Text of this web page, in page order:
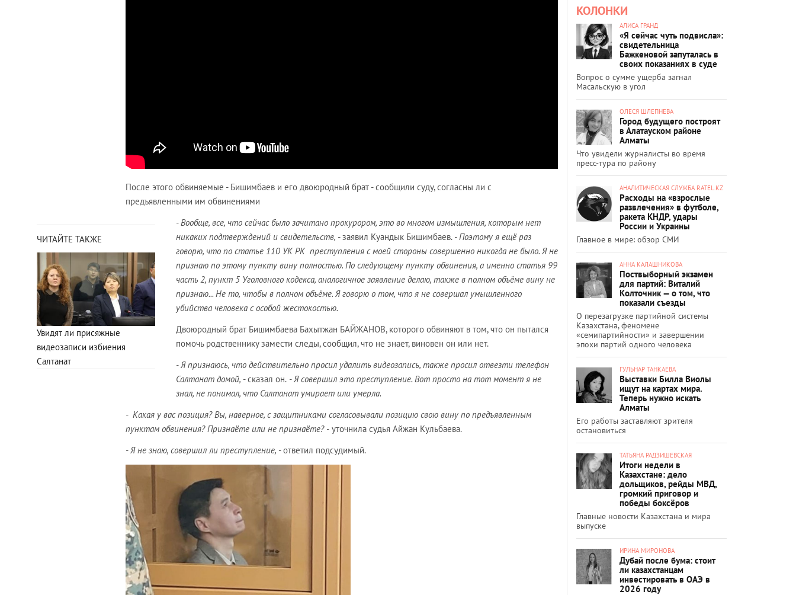
После этого обвиняемые - Бишимбаев и его двоюродный брат - сообщили суду, согласны ли с
предъявленными им обвинениями
ЧИТАЙТЕ ТАКЖЕ
Увидят ли присяжные
видеозаписи избиения
Салтанат
- Вообще, все, что сейчас было зачитано прокурором, это во многом измышления, которым нет
никаких подтверждений и свидетельств, - заявил Куандык Бишимбаев. - Поэтому я ещё раз
говорю, что по статье 110 УК РК преступления с моей стороны совершенно никогда не было. Я не
признаю по этому пункту вину полностью. По следующему пункту обвинения, а именно статья 99
часть 2, пункт 5 Уголовного кодекса, аналогичное заявление делаю, также в полном объёме вину не
признаю... Не то, чтобы в полном объёме. Я говорю о том, что я не совершал умышленного
убийства человека с особой жестокостью.
Двоюродный брат Бишимбаева Бахытжан БАЙЖАНОВ, которого обвиняют в том, что он пытался
помочь родственнику замести следы, сообщил, что не знает, виновен он или нет.
- Я признаюсь, что действительно просил удалить видеозапись, также просил отвезти телефон
Салтанат домой, - сказал он. - Я совершил это преступление. Вот просто на тот момент я не
знал, не понимал, что Салтанат умирает или умерла.
- Какая у вас позиция? Вы, наверное, с защитниками согласовывали позицию свою вину по предъявленным
пунктам обвинения? Признаёте или не признаёте? - уточнила судья Айжан Кульбаева.
- Я не знаю, совершил ли преступление, - ответил подсудимый.
КОЛОНКИ
АЛИСА ГРАНД
«Я сейчас чуть подвисла»:
свидетельница
Бажкеновой запуталась в
своих показаниях в суде
Вопрос о сумме ущерба загнал
Масальскую в угол
ОЛЕСЯ ШЛЕПНЕВА
Город будущего построят
в Алатауском районе
Алматы
Что увидели журналисты во время
пресс-тура по району
АНАЛИТИЧЕСКАЯ СЛУЖБА RATEL.KZ
Расходы на «взрослые
развлечения» в футболе,
ракета КНДР, удары
России и Украины
Главное в мире: обзор СМИ
АННА КАЛАШНИКОВА
Поствыборный экзамен
для партий: Виталий
Колточник — о том, что
показали съезды
О перезагрузке партийной системы
Казахстана, феномене
«семипартийности» и завершении
эпохи партий одного человека
ГУЛЬНАР ТАНКАЕВА
Выставки Билла Виолы
ищут на картах мира.
Теперь нужно искать
Алматы
Его работы заставляют зрителя
остановиться
ТАТЬЯНА РАДЗИШЕВСКАЯ
Итоги недели в
Казахстане: дело
дольщиков, рейды МВД,
громкий приговор и
победы боксёров
Главные новости Казахстана и мира
выпуске
ИРИНА МИРОНОВА
Дубай после бума: стоит
ли казахстанцам
инвестировать в ОАЭ в
2026 году